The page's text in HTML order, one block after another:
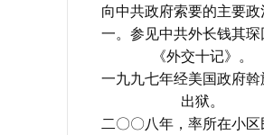
向中共政府索要的主要政
一。参见中共外长钱其
《外交十记》。
一九九七年经美国政府
出狱。
二〇〇八年，率所在小区